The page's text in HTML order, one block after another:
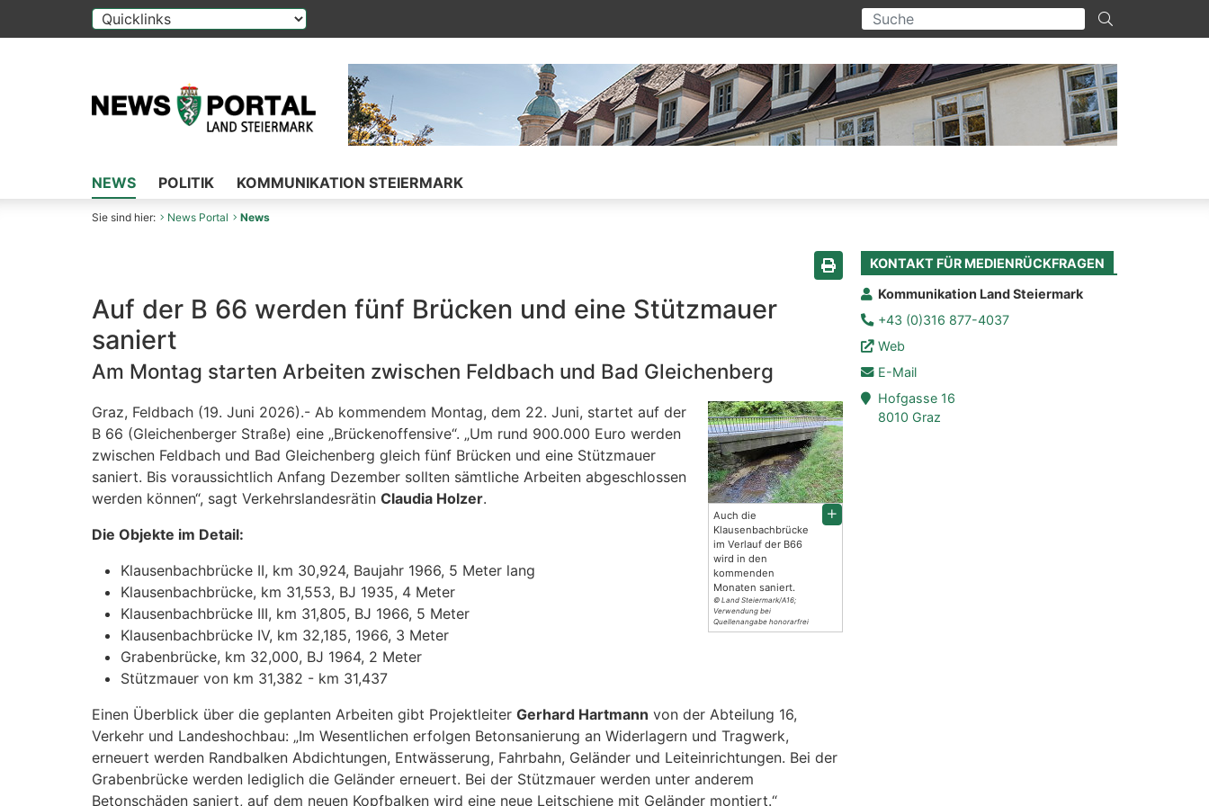
Die Auswahl einer Option im Select-Element führt auf die verknüpfte Unterseite
NEWS POLITIK KOMMUNIKATION STEIERMARK
Sie sind hier: News Portal News
Seite drucken
Auf der B 66 werden fünf Brücken und eine Stützmauer
saniert
Am Montag starten Arbeiten zwischen Feldbach und Bad Gleichenberg
Auch die
Klausenbachbrücke
im Verlauf der B66
wird in den
kommenden
Monaten saniert.
© Land Steiermark/A16;
Verwendung bei
Quellenangabe honorarfrei
Graz, Feldbach (19. Juni 2026).- Ab kommendem Montag, dem 22. Juni, startet auf der
B 66 (Gleichenberger Straße) eine „Brückenoffensive“. „Um rund 900.000 Euro werden
zwischen Feldbach und Bad Gleichenberg gleich fünf Brücken und eine Stützmauer
saniert. Bis voraussichtlich Anfang Dezember sollten sämtliche Arbeiten abgeschlossen
werden können“, sagt Verkehrslandesrätin Claudia Holzer.
Die Objekte im Detail:
Klausenbachbrücke II, km 30,924, Baujahr 1966, 5 Meter lang
Klausenbachbrücke, km 31,553, BJ 1935, 4 Meter
Klausenbachbrücke III, km 31,805, BJ 1966, 5 Meter
Klausenbachbrücke IV, km 32,185, 1966, 3 Meter
Grabenbrücke, km 32,000, BJ 1964, 2 Meter
Stützmauer von km 31,382 - km 31,437
Einen Überblick über die geplanten Arbeiten gibt Projektleiter Gerhard Hartmann von der Abteilung 16,
Verkehr und Landeshochbau: „Im Wesentlichen erfolgen Betonsanierung an Widerlagern und Tragwerk,
erneuert werden Randbalken Abdichtungen, Entwässerung, Fahrbahn, Geländer und Leiteinrichtungen. Bei der
Grabenbrücke werden lediglich die Geländer erneuert. Bei der Stützmauer werden unter anderem
Betonschäden saniert, auf dem neuen Kopfbalken wird eine neue Leitschiene mit Geländer montiert.“
KONTAKT FÜR MEDIENRÜCKFRAGEN
Kommunikation Land Steiermark
+43 (0)316 877-4037
Web
E-Mail
Hofgasse 16
8010 Graz